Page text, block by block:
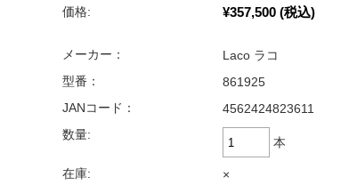
価格: ¥357,500 (税込)
メーカー：
Laco ラコ
型番：
861925
JANコード：
4562424823611
数量:
本
在庫: ×